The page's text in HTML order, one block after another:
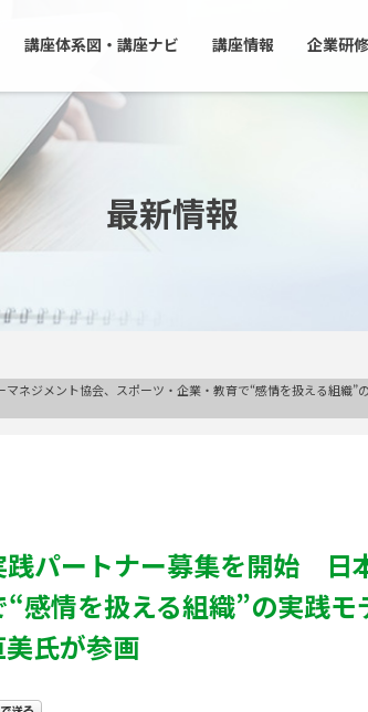
講座体系図・講座ナビ 講座情報 企業研
最新情報
ネジメント協会、スポーツ・企業・教育で“感情を扱える組
践パートナー募集を開始 日
感情を扱える組織”の実践
氏が参画